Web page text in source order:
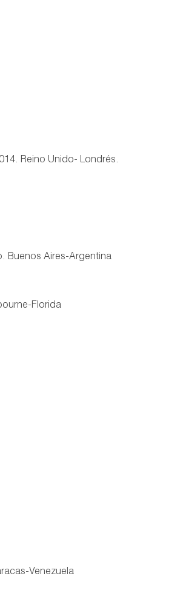
Reino Unido- Londrés.
Buenos Aires-Argentina
Florida
Venezuela